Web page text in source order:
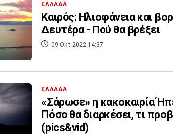
ΕΛΛΑΔΑ
Καιρός: Ηλιοφάνεια και
Δευτέρα - Πού θα βρέξει
09 Οκτ 2022 14:37
ΕΛΛΑΔΑ
«Σάρωσε» η κακοκαιρία
Πόσο θα διαρκέσει, τι
(pics&vid)